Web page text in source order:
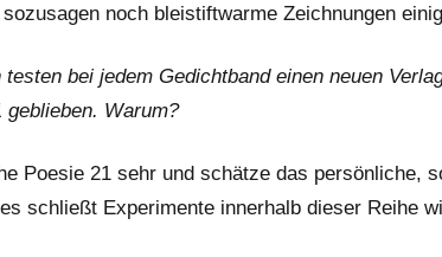
noch bleistiftwarme Zeichnungen
testen bei jedem Gedichtband einen neuen
geblieben. Warum?
Poesie 21 sehr und schätze das persönliche,
schließt Experimente innerhalb dieser Reihe